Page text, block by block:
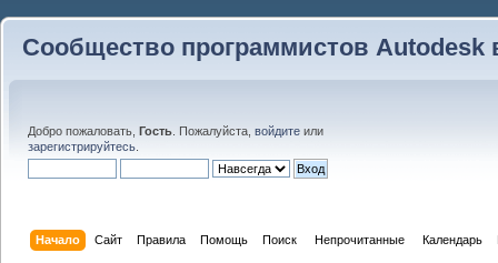
Сообщество программистов Autodesk
Добро пожаловать, Гость . Пожалуйста, войдите или
зарегистрируйтесь
Начало Сайт Правила Помощь Поиск Непрочитанные Календарь